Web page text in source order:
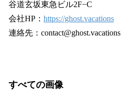
谷道玄坂東急ビル2F−C
会社HP： https://ghost.vacations
連絡先：contact@ghost.vacations
すべての画像